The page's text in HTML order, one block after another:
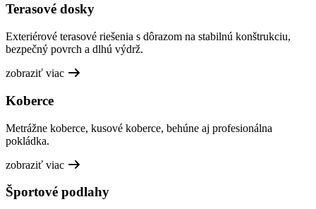
Terasové dosky
Exteriérové terasové riešenia s dôrazom na stabilnú konštrukciu,
bezpečný povrch a dlhú výdrž.
zobraziť viac
Koberce
Metrážne koberce, kusové koberce, behúne aj profesionálna
pokládka.
zobraziť viac
Športové podlahy